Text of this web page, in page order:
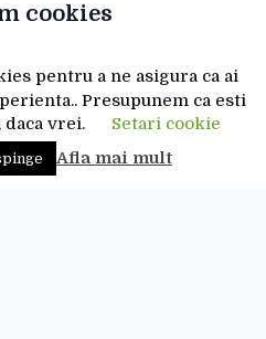
cookies
pentru a ne asigura ca ai
Presupunem ca esti
daca vrei.
Setari cookie
Afla mai mult